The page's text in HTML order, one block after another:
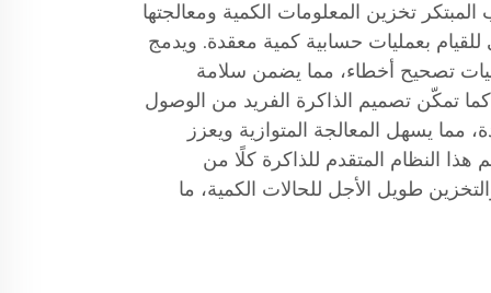
تخزين المعلومات الكمية ومعالجتها
بعمليات حسابية كمية معقدة. ويدمج
تصحيح أخطاء، مما يضمن سلامة
كما تمكّن تصميم الذاكرة الفريد من الوصول
مما يسهل المعالجة المتوازية ويعزز
هذا النظام المتقدم للذاكرة كلًا من
طويل الأجل للحالات الكمية، ما